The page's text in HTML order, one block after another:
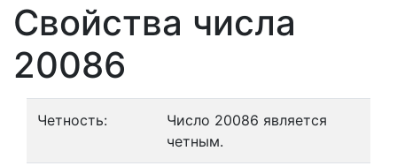
Свойства числа
20086
Четность:
Число 20086 является
четным.